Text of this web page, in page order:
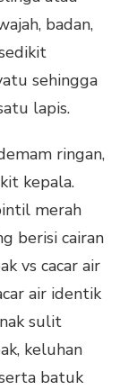
badan,
sehingga
lapis.
ringan,
kepala.
merah
berisi cairan
vs cacar air
air identik
sulit
keluhan
batuk